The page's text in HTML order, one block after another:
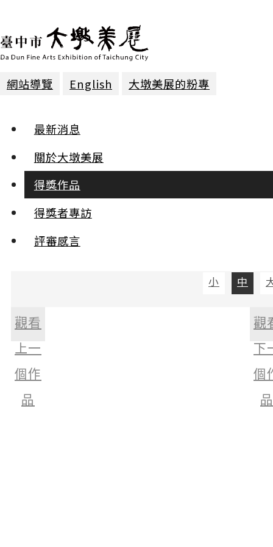
網站導覽 English 大墩美展的粉專
最新消息
關於大墩美展
得獎作品
得獎者專訪
評審感言
墨彩 | 入選
元宇宙山水之十九 －時空蒙太
奇 劉振富
小
中
觀看
上一
個作
品
觀
下
個
品